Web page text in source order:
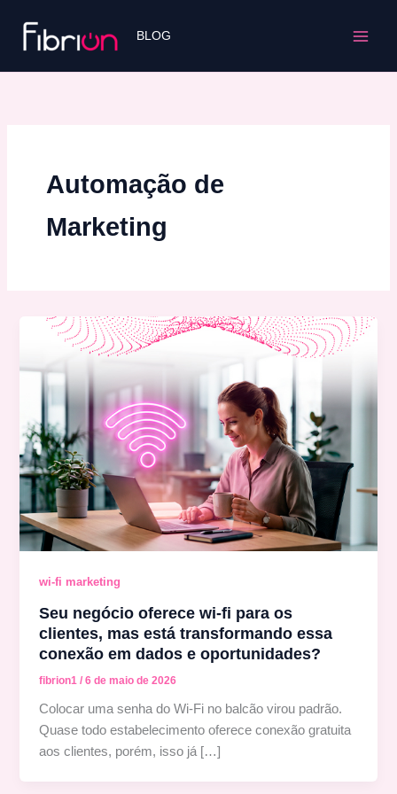
conteúdo
BLOG
Automação de
Marketing
wi-fi marketing
Seu negócio oferece wi-fi para os
clientes, mas está transformando essa
conexão em dados e oportunidades?
fibrion1/6 de maio de 2026
Colocar uma senha do Wi-Fi no balcão virou padrão.
Quase todo estabelecimento oferece conexão gratuita
aos clientes, porém, isso já […]